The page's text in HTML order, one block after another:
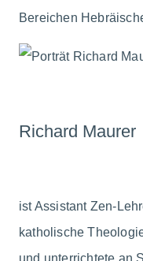
Bereichen
Richard Maurer
ist Assistant Zen-
katholische